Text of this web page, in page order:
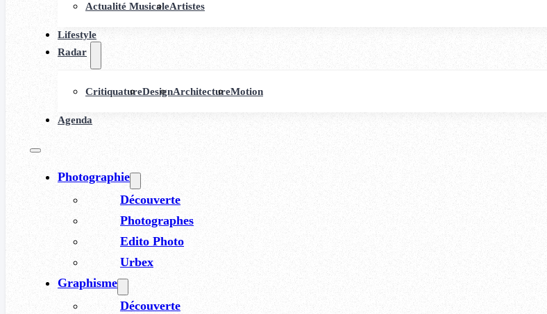
Actualité MusicaleArtistes
Lifestyle
Radar
CritiquatureDesignArchitectureMotion
Agenda
Photographie
Découverte
Photographes
Edito Photo
Urbex
Graphisme
Découverte